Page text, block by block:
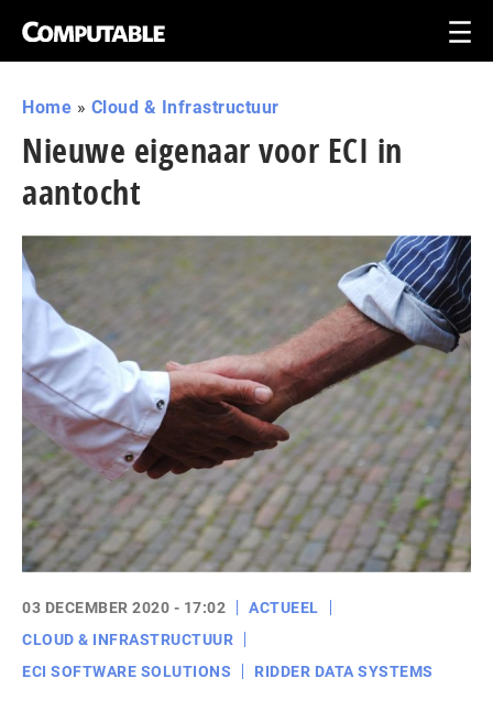
Home » Cloud & Infrastructuur
Nieuwe eigenaar voor ECI in
aantocht
03 DECEMBER 2020 - 17:02
ACTUEEL
CLOUD & INFRASTRUCTUUR
ECI SOFTWARE SOLUTIONS
RIDDER DATA SYSTEMS